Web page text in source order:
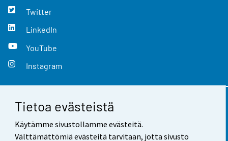
Tietoa evästeistä
Käytämme sivustollamme evästeitä.
Välttämättömiä evästeitä tarvitaan, jotta sivusto
Twitter
LinkedIn
YouTube
Instagram
Yhteystiedot
Palaute